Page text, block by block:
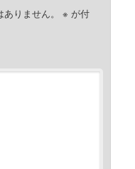
りません。 ※ が付